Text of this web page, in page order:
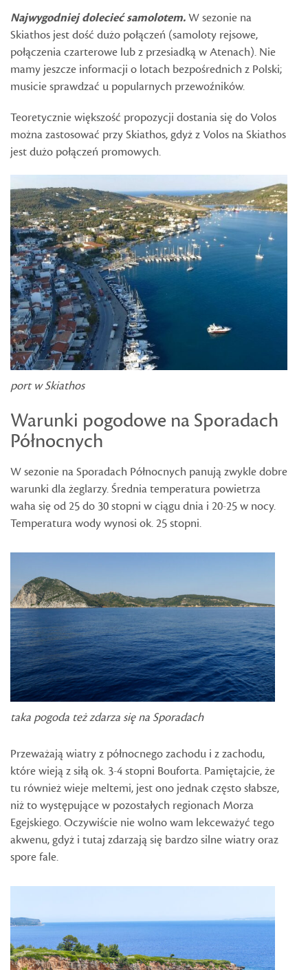
Najwygodniej dolecieć samolotem.W sezonie na
Skiathos jest dość dużo połączeń (samoloty rejsowe,
połączenia czarterowe lub z przesiadką w Atenach). Nie
mamy jeszcze informacji o lotach bezpośrednich z Polski;
musicie sprawdzać u popularnych przewoźników.
Teoretycznie większość propozycji dostania się do Volos
można zastosować przy Skiathos, gdyż z Volos na Skiathos
jest dużo połączeń promowych.
port w Skiathos
Warunki pogodowe na Sporadach
Północnych
W sezonie na Sporadach Północnych panują zwykle dobre
warunki dla żeglarzy. Średnia temperatura powietrza
waha się od 25 do 30 stopni w ciągu dnia i 20-25 w nocy.
Temperatura wody wynosi ok. 25 stopni.
taka pogoda też zdarza się na Sporadach
Przeważają wiatry z północnego zachodu i z zachodu,
które wieją z siłą ok. 3-4 stopni Bouforta. Pamiętajcie, że
tu również wieje meltemi, jest ono jednak często słabsze,
niż to występujące w pozostałych regionach Morza
Egejskiego. Oczywiście nie wolno wam lekceważyć tego
akwenu, gdyż i tutaj zdarzają się bardzo silne wiatry oraz
spore fale.